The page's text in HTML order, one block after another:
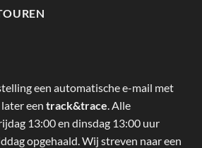
een automatische e-mail met
een track&trace . Alle
13:00 en dinsdag 13:00 uur
opgehaald. Wij streven naar een